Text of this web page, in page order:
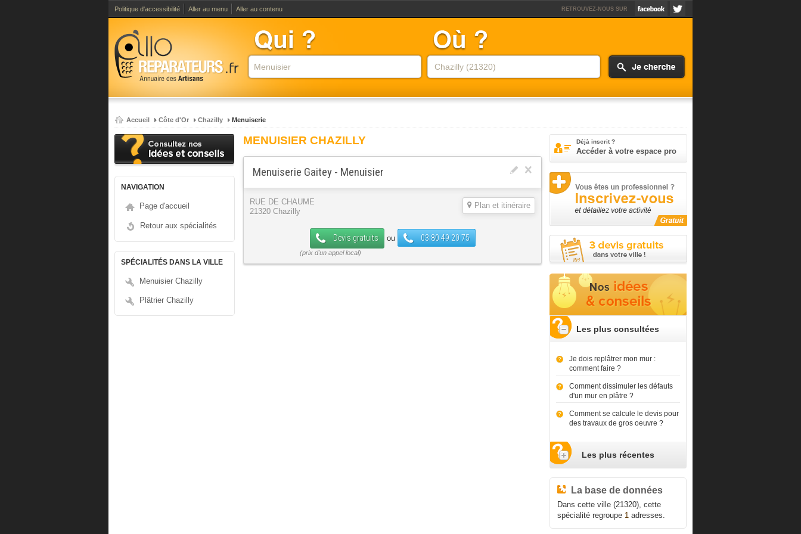
Politique d'accessibilité Aller au menu Aller au contenu RETROUVEZ-NOUS SUR
Accueil Côte d'Or Chazilly Menuiserie
NAVIGATION
Page d'accueil
Retour aux spécialités
SPÉCIALITÉS DANS LA VILLE
Menuisier Chazilly
Plâtrier Chazilly
MENUISIER CHAZILLY
Menuiserie Gaitey - Menuisier
Plan et itinéraire
RUE DE CHAUME
21320 Chazilly
Devis gratuits ou 03 80 49 20 75
Déjà inscrit ?
Accéder à votre espace pro
Les plus consultées
Je dois replâtrer mon mur :
comment faire ?
Comment dissimuler les défauts
d'un mur en plâtre ?
Comment se calcule le devis pour
des travaux de gros oeuvre ?
Les plus récentes
La base de données
Dans cette ville (21320), cette
spécialité regroupe 1adresses.